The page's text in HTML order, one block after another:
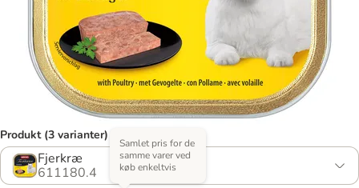
Produkt (3 varianter)
Fjerkræ
611180.4
Samlet pris for de
samme varer ved
køb enkeltvis